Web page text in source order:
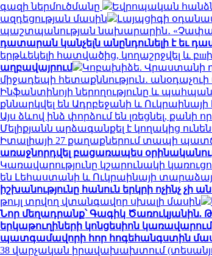
գազի ներմուծմանը
Եվրոպական
ազդեցության մասին
Լայպցիգի
պաշտպանության նախարարին․
դատարան կանչելն անընդունելի է եւ
երթևեկելի հատվածից, կողաշրջվել և
աղբավայրում
Կոբախիձե. Վրաստանի
միջադեպի հետաքննություն․
Ինֆանտինոյի ներողությունը և
քննարկվել են Ադրբեջանի և Ուկրաինայի
Այս ձևով ինձ փորձում են լռեցնել,
Մելիքյանն արձագանքել է կողակից
Իտալիայի 27 քաղաքներում տապի
առաջնորդվել բացառապես
Կառավարությունը կշարունակի
են Լեհաստանի և Ուկրաինայի
իշխանությունը հանուն երկրի ոչինչ չի
թույլ տրվող վտանգավոր սխալի մասին
Նոր մեղադրանք՝ Գագիկ Ծառուկյանին.
երկաթուղիների կոնցեսիոն
պատգամավորի հոր հոգեհանգստին
38 վարչական իրավախախտում